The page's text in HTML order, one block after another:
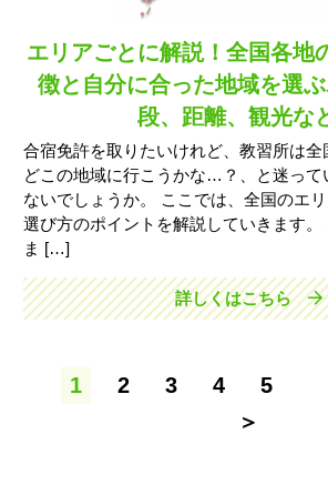
エリアごとに解説！全国各地
徴と自分に合った地域を選
段、距離、観光な
合宿免許を取りたいけれど、教習所は全
どこの地域に行こうかな…？、と迷って
ないでしょうか。 ここでは、全国のエリ
選び方のポイントを解説していきます
ま […]
詳しくはこちら
1 2 3 4 5
＞